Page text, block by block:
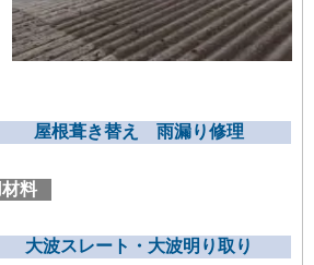
屋根葺き替え 雨漏り修理
料
大波スレート・大波明り取り